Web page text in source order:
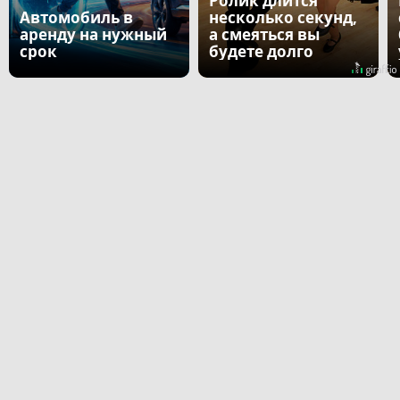
Автомобиль в
аренду на нужный
срок
несколько секунд,
а смеяться вы
будете долго